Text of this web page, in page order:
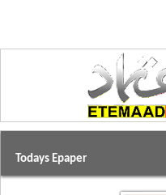
Todays Epaper